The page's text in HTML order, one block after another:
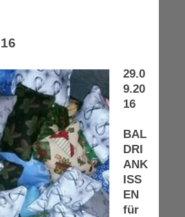
29.0
9.20
16
BAL
DRI
ANK
ISS
EN
für